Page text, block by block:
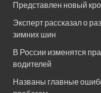
Представлен новый
Эксперт рассказал о
зимних шин
В России изменятся
водителей
Названы главные